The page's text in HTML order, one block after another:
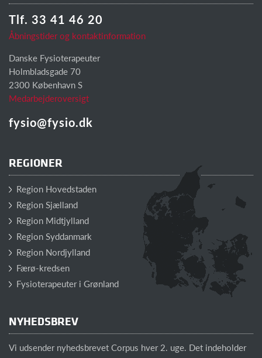
Tlf. 33 41 46 20
Åbningstider og kontaktinformation
Danske Fysioterapeuter
Holmbladsgade 70
2300 København S
Medarbejderoversigt
fysio@fysio.dk
REGIONER
Region Hovedstaden
Region Sjælland
Region Midtjylland
Region Syddanmark
Region Nordjylland
Færø-kredsen
Fysioterapeuter i Grønland
NYHEDSBREV
Vi udsender nyhedsbrevet Corpus hver 2. uge. Det indeholder